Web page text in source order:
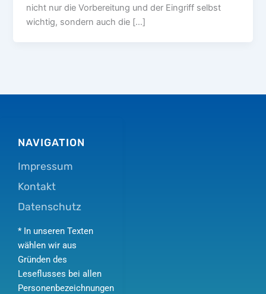
nicht nur die Vorbereitung und der Eingriff selbst
wichtig, sondern auch die […]
NAVIGATION
Impressum
Kontakt
Datenschutz
* In unseren Texten
wählen wir aus
Gründen des
Leseflusses bei allen
Personenbezeichnungen